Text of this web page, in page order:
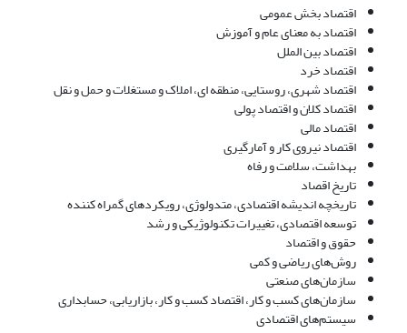
اقتصاد بخش عمومی
اقتصاد به معنای عام و آموزش
اقتصاد بین الملل
اقتصاد خرد
اقتصاد شهری، روستایی، منطقه ای، املاک و مستغلات و حمل و نقل
اقتصاد کلان و اقتصاد پولی
اقتصاد مالی
اقتصاد نیروی کار و آمارگیری
بهداشت، سلامت و رفاه
تاریخ اقصاد
تاریخچه اندیشه اقتصادی، متدولوژی، رویکردهای گمراه کننده
توسعه اقتصادی، تغییرات تکنولوژیکی و رشد
حقوق و اقتصاد
روش‌های ریاضی و کمی
سازمان‌های صنعتی
سازمان‌های کسب و کار، اقتصاد کسب و کار، بازاریابی، حسابداری
سیستم‌های اقتصادی